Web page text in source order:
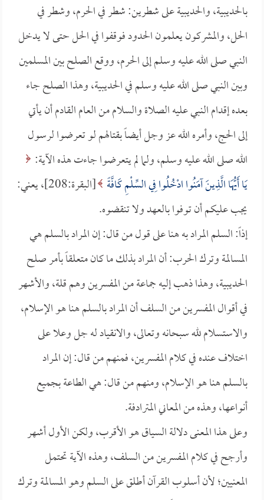
بالحديبية، والحديبية على شطرين: شطر في الحرم، وشطر في
الحل، والمشركون يعلمون الحدود فوقفوا في الحل حتى لا يدخل
النبي صلى الله عليه وسلم إلى الحرم، ووقع الصلح بين المسلمين
وبين النبي صلى الله عليه وسلم في الحديبية، وهذا الصلح جاء
بعده إقدام النبي عليه الصلاة والسلام من العام القادم أن يأتي
إلى الحج، وأمره الله عز وجل أيضاً بقتالهم لو تعرضوا لرسول
الله صلى الله عليه وسلم، ولما لم يتعرضوا جاءت هذه الآية:
يَا أَيُّهَا الَّذِينَ آمَنُوا ادْخُلُوا فِي السِّلْمِ كَافَّةً
[البقرة:208]، يعني:
يجب عليكم أن توفوا بالعهد ولا تنقضوه.
إذاً: السلم المراد به هنا على قول من قال: إن المراد بالسلم هي
المسالمة وترك الحرب: أن المراد بذلك ما كان متعلقاً بأمر صلح
الحديبية، وهذا ذهب إليه جماعة من المفسرين وهم قلة، والأشهر
في أقوال المفسرين من السلف أن المراد بالسلم هنا هو الإسلام،
والاستسلام لله سبحانه وتعالى، والانقياد له جل وعلا على
اختلاف عنده في كلام المفسرين، فمنهم من قال: إن المراد
بالسلم هنا هو الإسلام، ومنهم من قال: هي الطاعة بجميع
أنواعها، وهذه من المعاني المترادفة.
وعلى هذا المعنى دلالة السياق هو الأقرب، ولكن الأول أشهر
وأرجح في كلام المفسرين من السلف، وهذه الآية تحتمل
المعنيين؛ لأن أسلوب القرآن أطلق على السلم وهو المسالمة وترك